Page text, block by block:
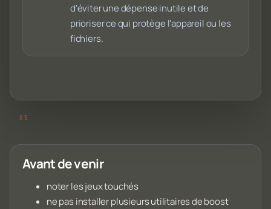
d'éviter une dépense inutile et de
prioriser ce qui protège l'appareil ou les
fichiers.
Avant de venir
noter les jeux touchés
ne pas installer plusieurs utilitaires de boost